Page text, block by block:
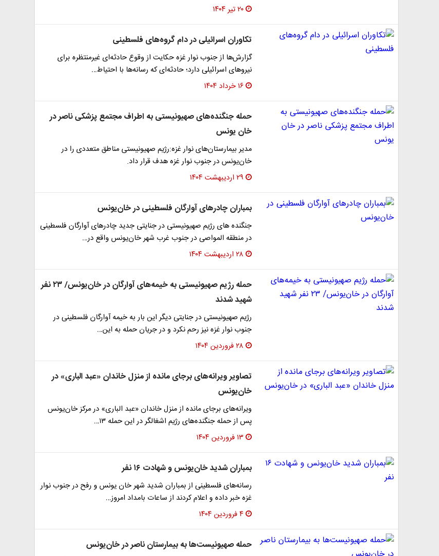
۲۰ تیر ۱۴۰۴
تکاوران اسرائیلی در دام گروه‌های فلسطینی
گزارش‌ها از جنوب نوار غزه حکایت از وقوع حادثه‌ای غیرمنتظره برای
نیروهای اسرائیلی دارد؛ حادثه‌ای که رسانه‌ها با احتیاط…
۱۶ خرداد ۱۴۰۴
حمله جنگنده‌های صهیونیستی به اطراف مجتمع پزشکی ناصر در
خان یونس
مدیر بیمارستان‌های نوار غزه:رژیم صهیونیستی مناطق متعددی را در
خان‌یونس در جنوب نوار غزه هدف قرار داد.
۲۹ اردیبهشت ۱۴۰۴
بمباران چادرهای آوارگان فلسطینی در خان‌یونس
جنگنده های رژیم صهیونیستی در جنایتی جدید چادرهای آوارگان فلسطینی
در منطقه المواصی در جنوب غرب شهر خان‌یونس واقع در…
۲۸ اردیبهشت ۱۴۰۴
حمله رژیم صهیونیستی به خیمه‌های آوارگان در خان‌یونس/ ۲۳ نفر
شهید شدند
رژیم صهیونیستی در جنایتی دیگر این بار به خیمه آوارگان فلسطینی در
جنوب نوار غزه نیز رحم نکرد و در جریان حمله به این…
۲۸ فروردین ۱۴۰۴
تصاویر ویرانه‌های برجای مانده از منزل خاندان «عبد الباری» در
خان‌یونس
ویرانه‌های برجای مانده از منزل خاندان «عبد الباری» در مرکز خان‌یونس
پس از حمله جنگنده‌های رژیم اشغالگر در این حمله ١٣…
۱۳ فروردین ۱۴۰۴
بمباران شدید خان‌یونس و شهادت ۱۶ نفر
رسانه‌های فلسطینی از بمباران شدید شهر خان یونس و رفح در جنوب نوار
غزه خبر داده و اعلام کردند از ساعات بامداد امروز…
۴ فروردین ۱۴۰۴
حمله صهیونیست‌ها به بیمارستان ناصر در خان‌یونس